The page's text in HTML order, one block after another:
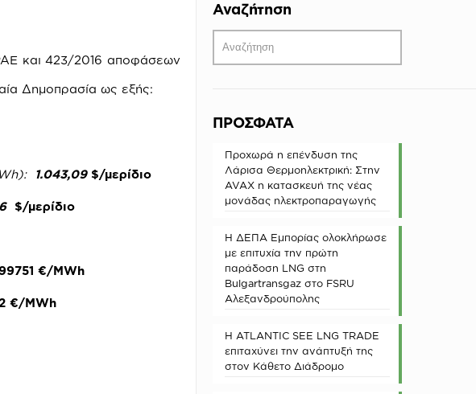
και 423/2016 αποφάσεων
Δημοπρασία ως εξής:
):1.043,09$/μερίδιο
$/μερίδιο
€/MWh
€/MWh
Αναζήτηση
ΠΡΟΣΦΑΤΑ
Προχωρά η επένδυση της
Λάρισα Θερμοηλεκτρική: Στην
AVAX η κατασκευή της νέας
μονάδας ηλεκτροπαραγωγής
Η ΔΕΠΑ Εμπορίας ολοκλήρωσε
με επιτυχία την πρώτη
παράδοση LNG στη
Bulgartransgaz στο FSRU
Αλεξανδρούπολης
Η ATLANTIC SEE LNG TRADE
επιταχύνει την ανάπτυξή της
στον Κάθετο Διάδρομο